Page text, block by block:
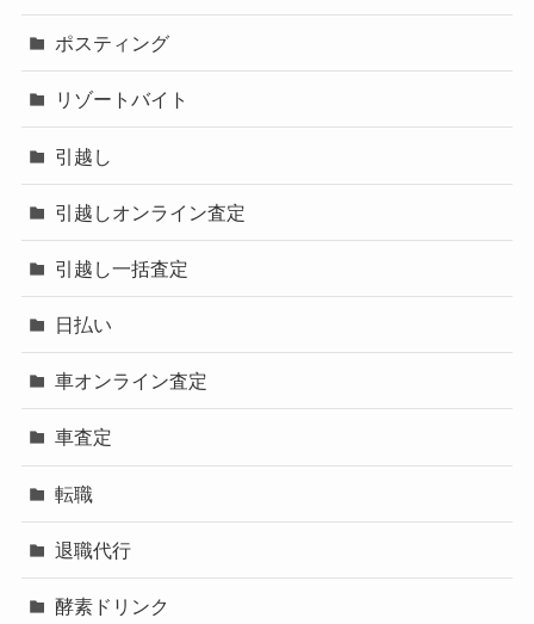
ポスティング
リゾートバイト
引越し
引越しオンライン査定
引越し一括査定
日払い
車オンライン査定
車査定
転職
退職代行
酵素ドリンク